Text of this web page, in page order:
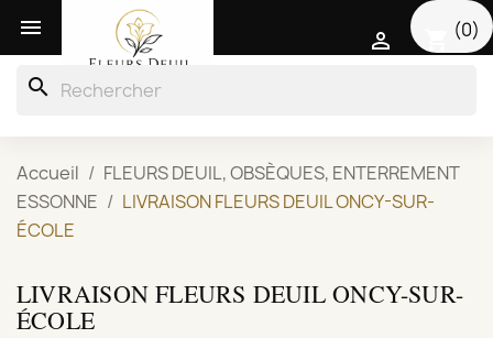
 (0)

search
Accueil
FLEURS DEUIL, OBSÈQUES, ENTERREMENT
ESSONNE
LIVRAISON FLEURS DEUIL ONCY-SUR-
ÉCOLE
LIVRAISON FLEURS DEUIL ONCY-SUR-
ÉCOLE